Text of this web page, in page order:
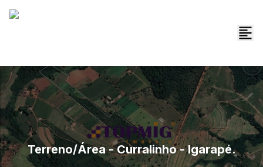
Terreno/Área - Curralinho - Igarapé.